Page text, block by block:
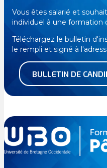
Vous êtes salarié et
individuel à une formation
Téléchargez le bulletin
le rempli et signé à
BULLETIN DE